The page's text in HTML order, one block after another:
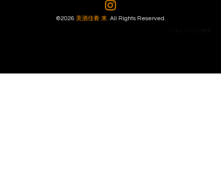
©2026 美酒佳肴 来. All Rights Reserved.